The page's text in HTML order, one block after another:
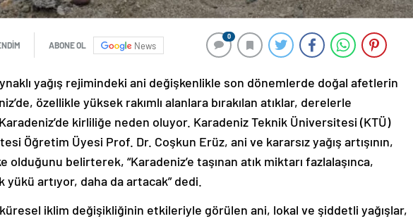
ABONE OL News
0
yağış rejimindeki ani değişkenlikle son dönemlerde doğal afetlerin
özellikle yüksek rakımlı alanlara bırakılan atıklar, derelerle
kirliliğe neden oluyor. Karadeniz Teknik Üniversitesi (KTÜ)
Öğretim Üyesi Prof. Dr. Coşkun Erüz, ani ve kararsız yağış artışının,
olduğunu belirterek, “Karadeniz’e taşınan atık miktarı fazlalaşınca,
yükü artıyor, daha da artacak” dedi.
küresel iklim değişikliğinin etkileriyle görülen ani, lokal ve şiddetli yağışlar,